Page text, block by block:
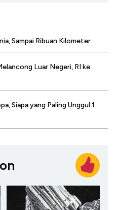
Sampai Ribuan Kilometer
Luar Negeri, RI ke
Siapa yang Paling Unggul 1